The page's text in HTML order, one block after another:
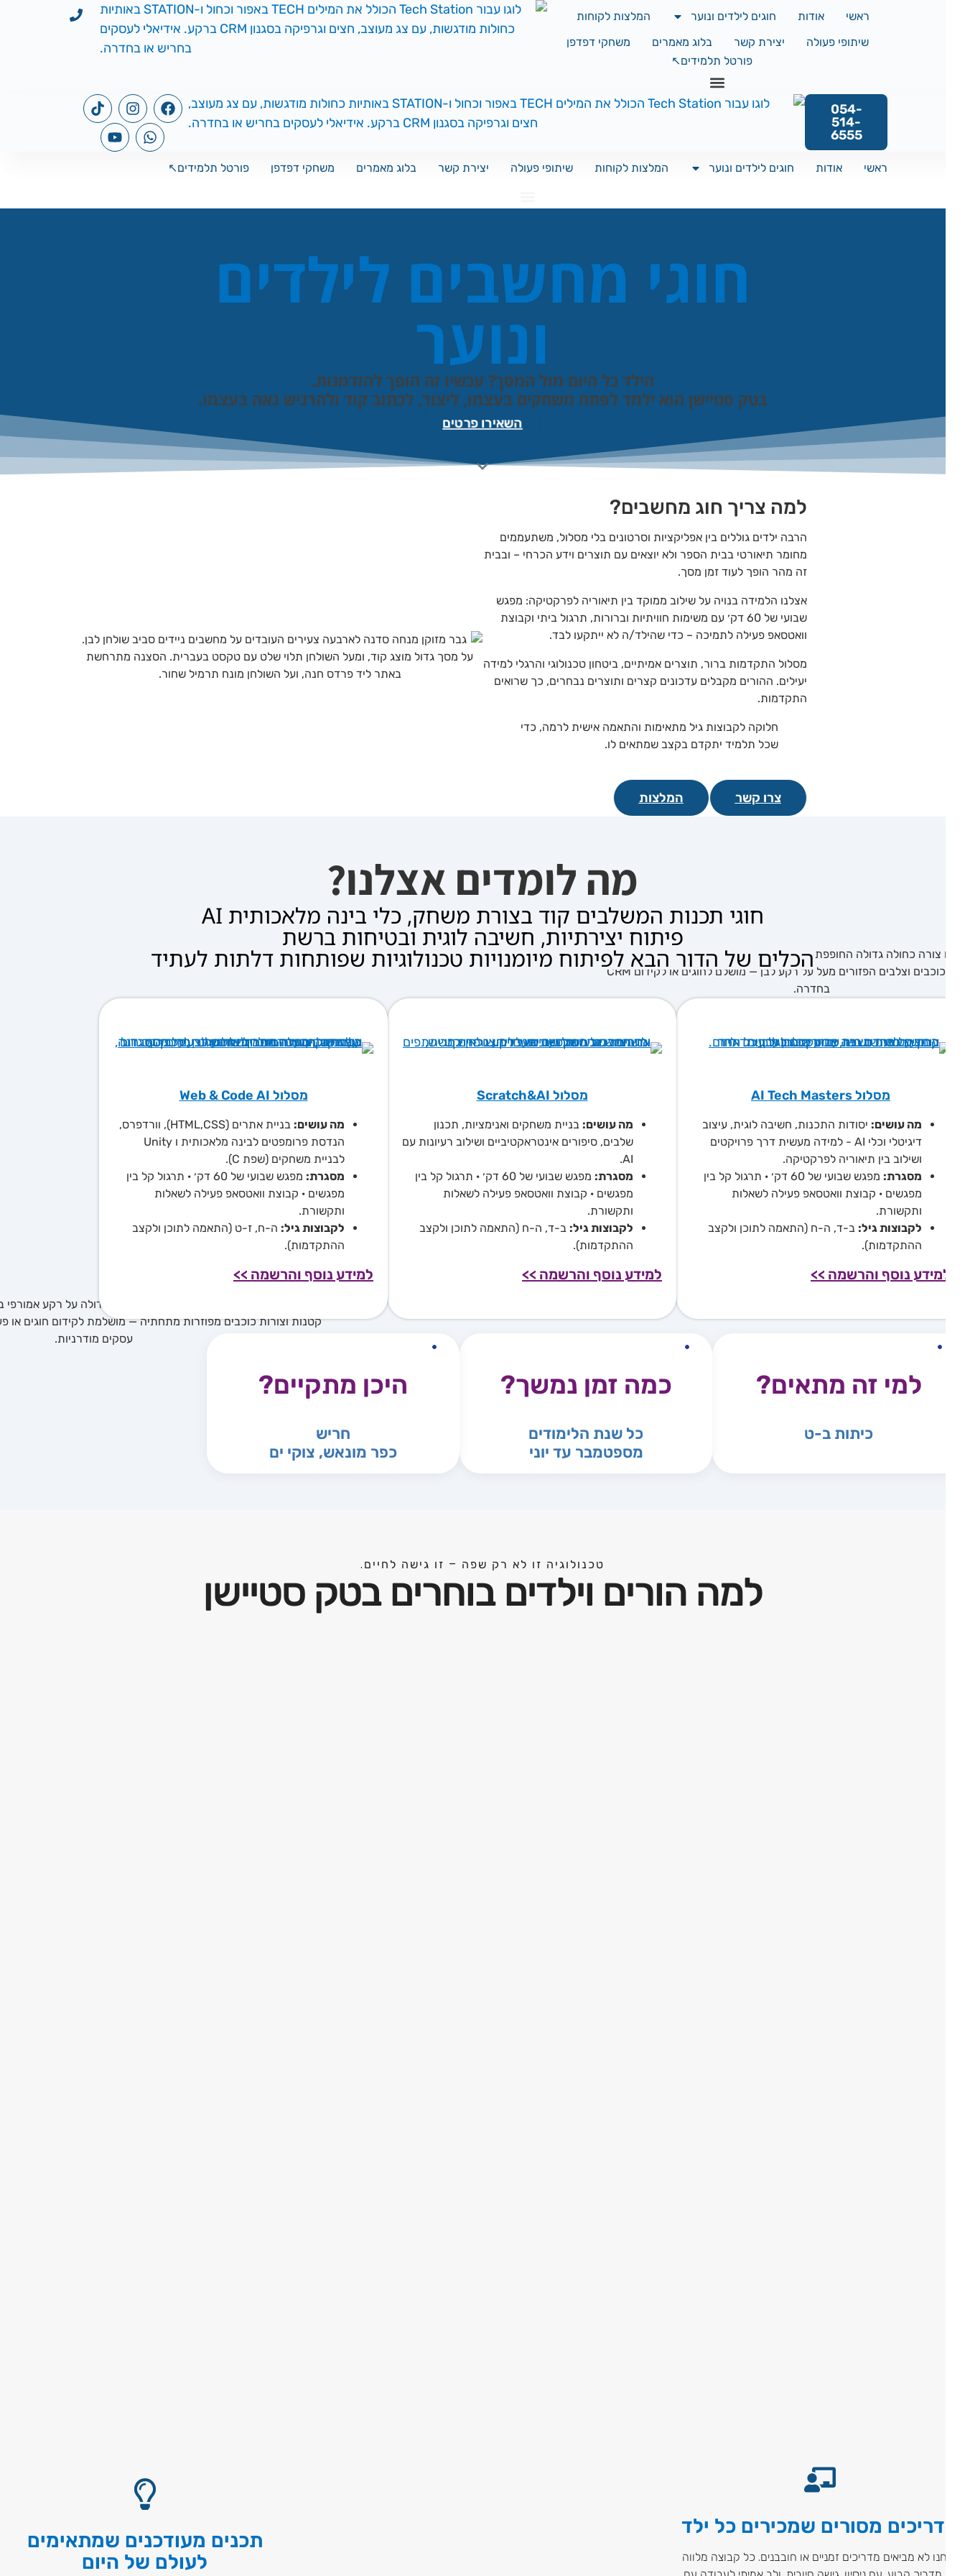
ראשי אודות חוגים לילדים ונוער
המלצות לקוחות
שיתופי פעולה
יצירת קשר בלוג מאמרים
משחקי דפדפן
פורטל תלמידים↖️
054-
514-
6555
ראשי אודות חוגים לילדים ונוער המלצות לקוחות שיתופי פעולה יצירת קשר בלוג מאמרים משחקי דפדפן פורטל תלמידים↖️
חוגי מחשבים לילדים
ונוער
הילד כל היום מול המסך? עכשיו זה הופך להזדמנות.
בטק סטיישן הוא ילמד לפתח משחקים בעצמו, ליצור, לכתוב קוד ולהרגיש גאה בעצמו.
השאירו פרטים
למה צריך חוג מחשבים?
הרבה ילדים גוללים בין אפליקציות וסרטונים בלי מסלול, משתעממים
מחומר תיאורטי בבית הספר ולא יוצאים עם תוצרים וידע הכרחי – ובבית
זה מהר הופך לעוד זמן מסך.
אצלנו הלמידה בנויה על שילוב ממוקד בין תיאוריה לפרקטיקה: מפגש
שבועי של 60 דק׳ עם משימות חוויתיות וברורות, תרגול ביתי וקבוצת
וואטסאפ פעילה לתמיכה – כדי שהילד/ה לא ייתקעו לבד.
מסלול התקדמות ברור, תוצרים אמיתיים, ביטחון טכנולוגי והרגלי למידה
יעילים. ההורים מקבלים עדכונים קצרים ותוצרים נבחרים, כך שרואים
התקדמות.
חלוקה לקבוצות גיל מתאימות והתאמה אישית לרמה, כדי
שכל תלמיד יתקדם בקצב שמתאים לו.
צרו קשר המלצות
מה לומדים אצלנו?
חוגי תכנות המשלבים קוד בצורת משחק, כלי בינה מלאכותית AI
פיתוח יצירתיות, חשיבה לוגית ובטיחות ברשת
הכלים של הדור הבא לפיתוח מיומנויות טכנולוגיות שפותחות דלתות לעתיד
מסלול AI Tech Masters
מה עושים:יסודות התכנות, חשיבה לוגית, עיצוב
דיגיטלי וכלי AI - למידה מעשית דרך פרויקטים
ושילוב בין תיאוריה לפרקטיקה.
מסגרת:
מפגש שבועי של 60 דק׳ · תרגול קל בין
מפגשים · קבוצת וואטסאפ פעילה לשאלות
ותקשורת.
לקבוצות גיל: ב-ד, ה-ח (התאמה לתוכן ולקצב
ההתקדמות).
נוסף והרשמה >>
מסלול Scratch&AI
מה עושים:בניית משחקים ואנימציות, תכנון
שלבים, סיפורים אינטראקטיביים ושילוב רעיונות עם
מסגרת:
מפגש שבועי של 60 דק׳ · תרגול קל בין
מפגשים · קבוצת וואטסאפ פעילה לשאלות
ותקשורת.
לקבוצות גיל: ב-ד, ה-ח (התאמה לתוכן ולקצב
ההתקדמות).
למידע נוסף והרשמה >>
מסלול Web & Code AI
מה עושים:
בניית אתרים (HTML,CSS), וורדפרס,
הנדסת פרומפטים לבינה מלאכותית ו Unity
לבניית משחקים (שפת C).
מסגרת:
מפגש שבועי של 60 דק׳ · תרגול קל בין
מפגשים · קבוצת וואטסאפ פעילה לשאלות
ותקשורת.
לקבוצות גיל: ה-ח, ז-ט (התאמה לתוכן ולקצב
ההתקדמות).
למידע נוסף והרשמה >>
למי זה מתאים?
כיתות ב-ט
כמה זמן נמשך?
כל שנת הלימודים
מספטמבר עד יוני
היכן מתקיים?
חריש
כפר מונאש, צוקי ים
טכנולוגיה זו לא רק שפה – זו גישה לחיים.
למה הורים וילדים בוחרים בטק סטיישן
מסורים שמכירים כל ילד
לא מביאים מדריכים זמניים או חובבנים. כל קבוצה מלווה
תכנים מעודכנים שמתאימים
לעולם של היום